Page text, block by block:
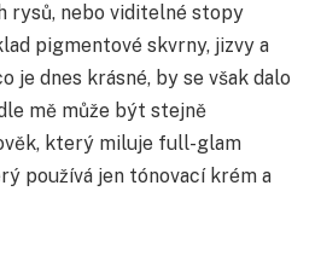
rysů, nebo viditelné stopy
pigmentové skvrny, jizvy a
je dnes krásné, by se však dalo
mě může být stejně
který miluje full-glam
používá jen tónovací krém a